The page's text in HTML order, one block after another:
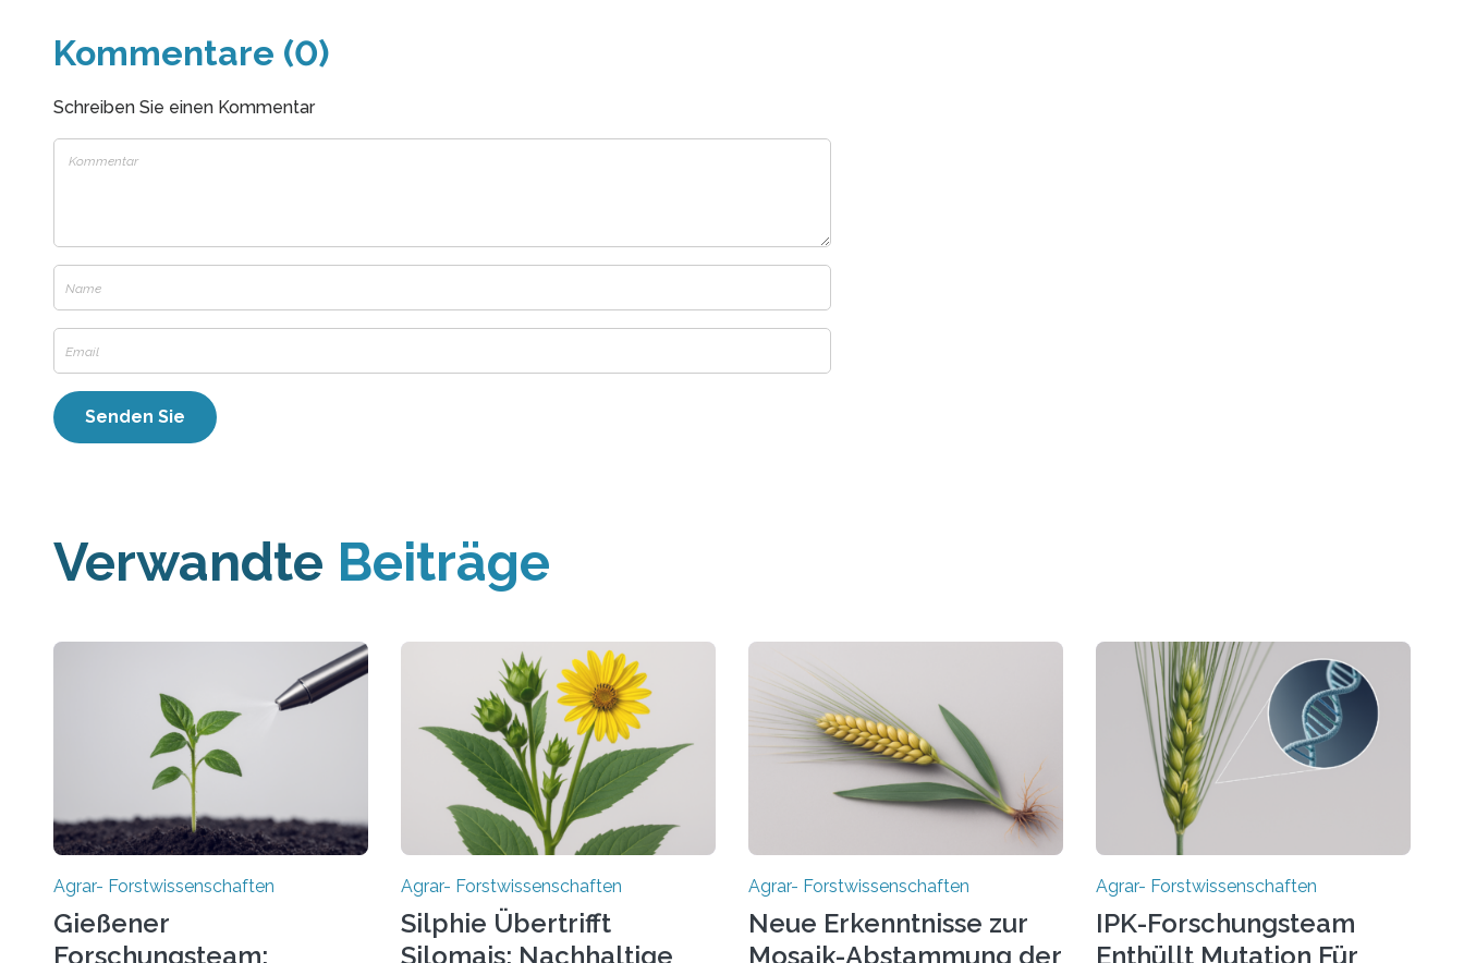
Kommentare (0)
Schreiben Sie einen Kommentar
Verwandte Beiträge
Agrar- Forstwissenschaften
Gießener
Forschungsteam:
Agrar- Forstwissenschaften
Silphie Übertrifft
Silomais: Nachhaltige
Agrar- Forstwissenschaften
Neue Erkenntnisse zur
Mosaik-Abstammung der
Agrar- Forstwissenschaften
IPK-Forschungsteam
Enthüllt Mutation Für